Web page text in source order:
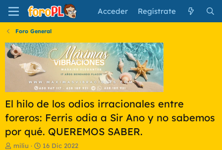
Acceder Regístrate
Foro General
El hilo de los odios irracionales entre
foreros: Ferris odia a Sir Ano y no sabemos
por qué. QUEREMOS SABER.
Imiliu
F16 Dic 2022